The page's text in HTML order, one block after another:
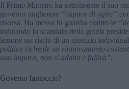
Il Primo Ministro ha sottolineato il suo
governo ungherese “capace di agire”
risorsa. Ha messo in guardia contro le
indicando lo scandalo della grazia
lezione sui rischi di un giudizio
politica richiede un rinnovamento
non impara, non si adatta e fallirà”.
Governo fantoccio?